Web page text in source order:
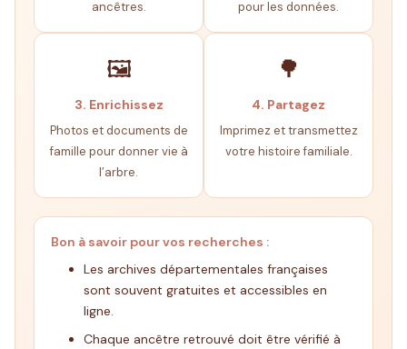
ancêtres.
pour les données.
🖼️
3. Enrichissez
Photos et documents de
famille pour donner vie à
l’arbre.
🌳
4. Partagez
Imprimez et transmettez
votre histoire familiale.
Bon à savoir pour vos recherches :
Les archives départementales françaises
sont souvent gratuites et accessibles en
ligne.
Chaque ancêtre retrouvé doit être vérifié à